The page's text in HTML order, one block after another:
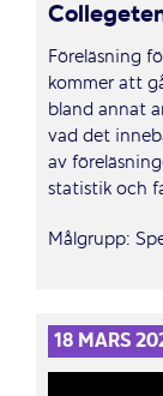
Föreläsning
kommer att
bland annat
vad det
av
statistik och
Målgrupp:
18 MARS